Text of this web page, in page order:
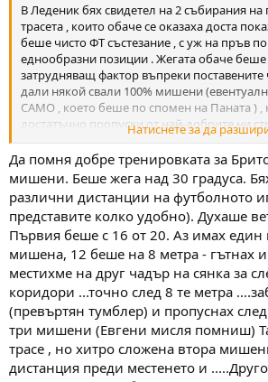
В Леденик бях свидетел на 2 събирания
трасета , които обаче се оказаха доста
беше чисто ФТ състезание , с уж на пръв
еднообразни позиции . Жегата обаче
затрудняващ фактор въпреки
дали някой свали 100% мишени
САМО , което беше по спомен на Паната )
достатъчно пропуски от най-добрите ни
Второто беше на една тренировка , в
мишени наредени на ветрило на стадиона
спокойна срелба от ФТ позиция . Лек вятър
подкарахме и всички имахме много добра
шеги и закачки . Свалях ги между 70 и 80%
После решихме да направим 3 двойки и
състезателно и .... успеваемостта на всички
мен на отиде 30% ) , въпреки удобните и
позици и сериозният подход . Факторът 3
състезателният елемент си взеха своето .
Натиснете за да
Да помня добре тренировката за
мишени. Беше жега над 30 градуса.
различни дистанции на футболното
представите колко удобно). Духаше
Първия беше с 16 от 20. Аз имах един
мишена, 12 беше на 8 метра - гътнах
местихме на друг чадър на сянка за
коридори ...точно след 8 те метра
(превъртян тумблер) и пропуснах
три мишени (Евгени мисля помниш)
трасе , но хитро сложена втора
дистанция преди местенето и